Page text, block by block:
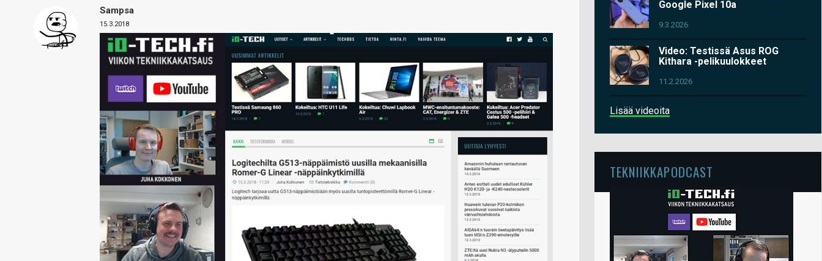
Sampsa
15.3.2018
Google Pixel 10a
9.3.2026
Video: Testissä Asus ROG
Kithara -pelikuulokkeet
11.2.2026
Lisää videoita
TEKNIIKKAPODCAST